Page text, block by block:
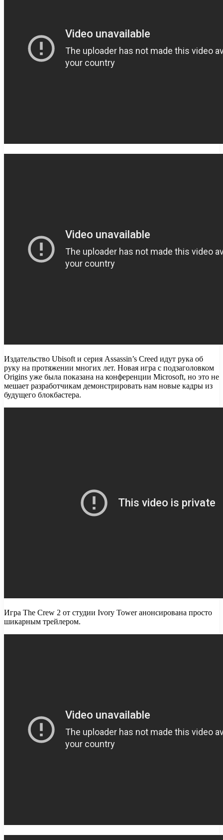
Издательство Ubisoft и серия Assassin’s Creed идут рука об
руку на протяжении многих лет. Новая игра с подзаголовком
Origins уже была показана на конференции Microsoft, но это не
мешает разработчикам демонстрировать нам новые кадры из
будущего блокбастера.
Игра The Crew 2 от студии Ivory Tower анонсирована просто
шикарным трейлером.